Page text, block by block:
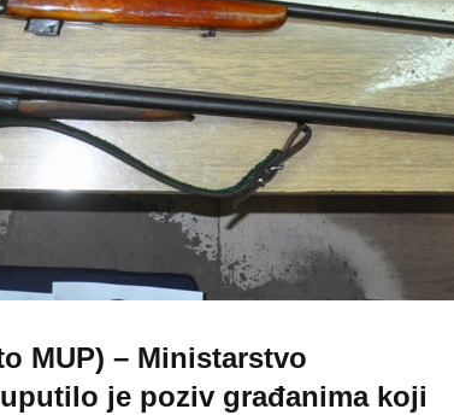
MUP) – Ministarstvo
je poziv građanima koji